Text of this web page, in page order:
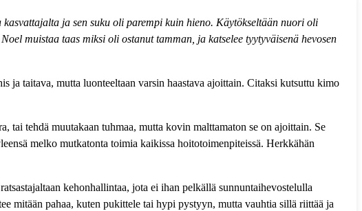
ja sen suku oli parempi kuin hieno. Käytökseltään nuori oli
muistaa taas miksi oli ostanut tamman, ja katselee tyytyväisenä hevosen
ja taitava, mutta luonteeltaan varsin haastava ajoittain. Citaksi kutsuttu kimo
tai tehdä muutakaan tuhmaa, mutta kovin malttamaton se on ajoittain. Se
melko mutkatonta toimia kaikissa hoitotoimenpiteissä. Herkkähän
kehonhallintaa, jota ei ihan pelkällä sunnuntaihevostelulla
mitään pahaa, kuten pukittele tai hypi pystyyn, mutta vauhtia sillä riittää ja